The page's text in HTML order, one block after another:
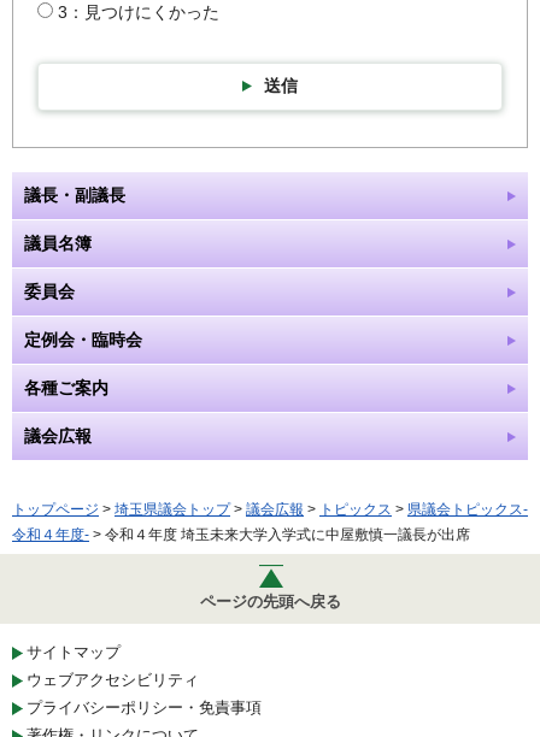
3：見つけにくかった
送信
議長・副議長
議員名簿
委員会
定例会・臨時会
各種ご案内
議会広報
トップページ > 埼玉県議会トップ> 議会広報 > トピックス > 県議会トピックス-
令和４年度- > 令和４年度 埼玉未来大学入学式に中屋敷慎一議長が出席
ページの先頭へ戻る
サイトマップ
ウェブアクセシビリティ
プライバシーポリシー・免責事項